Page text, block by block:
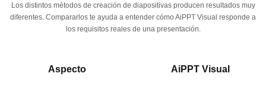
Los distintos métodos de creación de diapositivas producen resultados muy
diferentes. Compararlos te ayuda a entender cómo AiPPT Visual responde a
los requisitos reales de una presentación.
Aspecto AiPPT Visual